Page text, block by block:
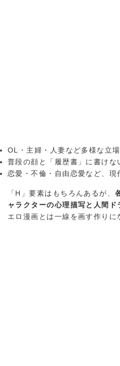
OL・主婦・人妻など多様な立
普段の顔と「履歴書」に書けな
恋愛・不倫・自由恋愛など、
「H」要素はもちろんあるが、
ャラクターの心理描写と人間ド
エロ漫画とは一線を画す作りに